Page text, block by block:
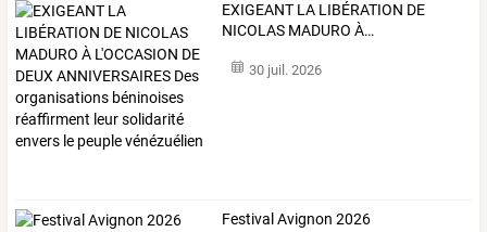
EXIGEANT LA LIBÉRATION DE
NICOLAS MADURO À…
30 juil. 2026
Festival Avignon 2026